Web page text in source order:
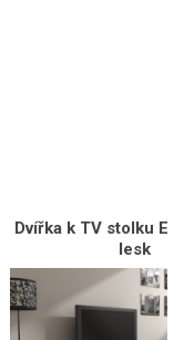
Dvířka k TV stolku
lesk